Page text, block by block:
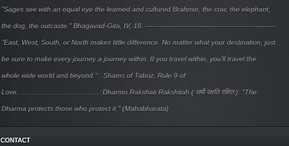
"Sages see with an equal eye the learned and cultured Brahmin, the cow, the elephant,
the dog, the outcaste." Bhagavad-Gita, IV, 18. -----------------------------------------------------
"East, West, South, or North makes little difference. No matter what your destination, just
be sure to make every journey a journey within. If you travel within, you’ll travel the
whole wide world and beyond." . Shams of Tabriz, Rule 9 of
Love........................................... Dharmo Rakshati Rakshitah ( धर्मो रक्षति रक्षितः): "The
Dharma protects those who protect it." (Mahabharata)
CONTACT